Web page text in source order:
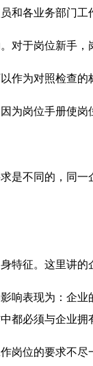
和各业务部门
对于岗位新手
作为对照检查
为岗位手册使
是不同的，同
特征。这里讲的
响表现为：企
都必须与企业
岗位的要求不尽